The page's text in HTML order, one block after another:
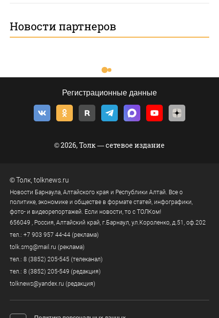
Новости партнеров
Регистрационные данные
© 2026, Толк — сетевое издание
©Толк tolknews.ru
Новости Барнаула, Алтайского края и Республики Алтай. Все о
политике, экономике и обществе в формате статей, инфографики,
фото- и видеорепортажей. Если новости, то с ТОЛКом!
656049 , Россия, Алтайский край, г.Барнаул, ул.Короленко, д.51, оф.202
тел.: +7 903 957 44-44 (реклама)
tolk.smg@mail.ru (реклама)
тел.: 8 (3852) 205-545 (телеканал)
тел.: 8 (3852) 205-549 (редакция)
tolknews@yandex.ru (редакция)